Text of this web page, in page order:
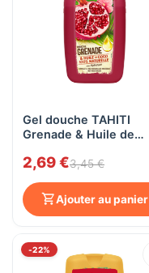
Gel douche TAHITI
Grenade & Huile de
2,69 €3,45 €
Ajouter au panier
-22%